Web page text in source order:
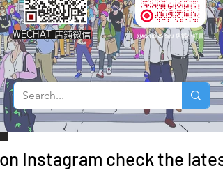
WECHAT 店鋪微信
Instagram check the